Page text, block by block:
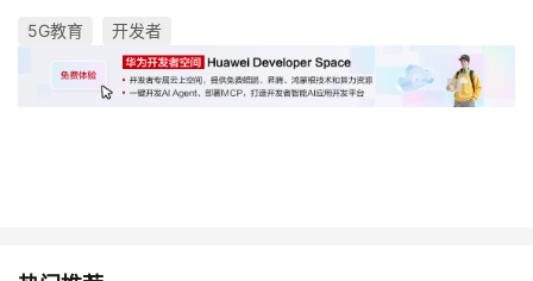
5G教育 开发者